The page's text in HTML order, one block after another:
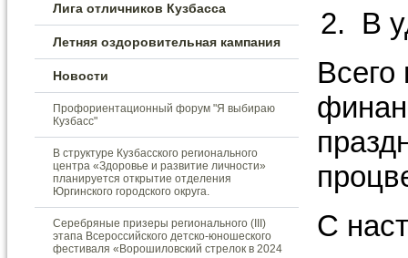
Лига отличников Кузбасса
Летняя оздоровительная кампания
Новости
Профориентационный форум "Я выбираю
Кузбасс"
В структуре Кузбасского регионального
центра «Здоровье и развитие личности»
планируется открытие отделения
Юргинского городского округа.
Серебряные призеры регионального (III)
этапа Всероссийского детско-юношеского
фестиваля «Ворошиловский стрелок в 2024
В
С